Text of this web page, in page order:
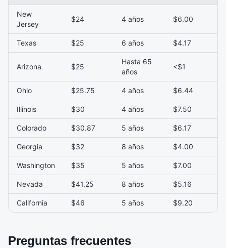
New
Jersey
$24 4 años $6.00
Texas $25 6 años $4.17
Arizona $25
Hasta 65
años
<$1
Ohio $25.75 4 años $6.44
Illinois $30 4 años $7.50
Colorado $30.87 5 años $6.17
Georgia $32 8 años $4.00
Washington $35 5 años $7.00
Nevada $41.25 8 años $5.16
California $46 5 años $9.20
Preguntas frecuentes